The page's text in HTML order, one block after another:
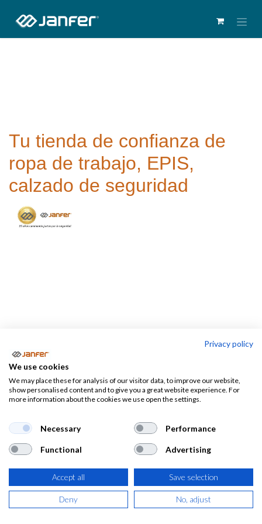
Tu tienda de confianza de
ropa de trabajo, EPIS,
calzado de seguridad
alimentaria
Calzado
industria
alimentaria
Zapatillas
Botas
Calzado de seguridad para
industria alimentaria
Selección profesional de
calzado de seguridad para la industria
alimentaria. Diseñado para cumplir con las más estrictas
Privacy policy
We use cookies
We may place these for analysis of our visitor data, to improve our website,
show personalised content and to give you a great website experience. For
more information about the cookies we use open the settings.
Necessary Performance
Functional Advertising
Accept all Save selection
Deny No, adjust